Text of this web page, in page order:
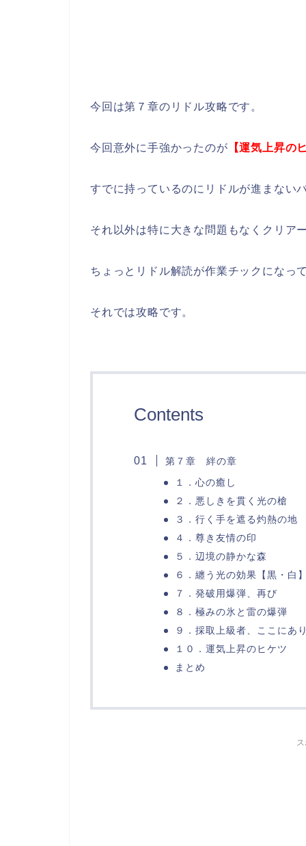
今回は第７章のリドル攻略です。
今回意外に手強かったのが 【運気上昇の
すでに持っているのにリドルが進まない
それ以外は特に大きな問題もなくクリア
ちょっとリドル解読が作業チックになっ
それでは攻略です。
Contents
第７章 絆の章
１．心の癒し
２．悪しきを貫く光の槍
３．行く手を遮る灼熱の地
４．尊き友情の印
５．辺境の静かな森
６．纏う光の効果【黒・白
７．発破用爆弾、再び
８．極みの氷と雷の爆弾
９．採取上級者、ここにあ
１０．運気上昇のヒケツ
まとめ